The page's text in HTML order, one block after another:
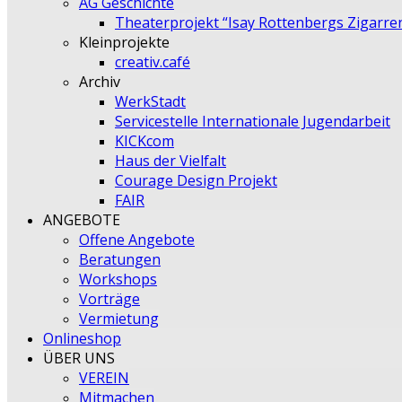
Theaterprojekt “Isay Rottenbergs
Kleinprojekte
creativ.café
Archiv
WerkStadt
Servicestelle Internationale Jugendarbeit
KICKcom
Haus der Vielfalt
Courage Design Projekt
FAIR
ANGEBOTE
Offene Angebote
Beratungen
Workshops
Vorträge
Vermietung
Onlineshop
ÜBER UNS
VEREIN
Mitmachen